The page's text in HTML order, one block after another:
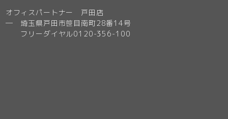
オフィスパートナー 戸田店
─ 埼玉県戸田市笹目南町28番14号
フリーダイヤル0120-356-100